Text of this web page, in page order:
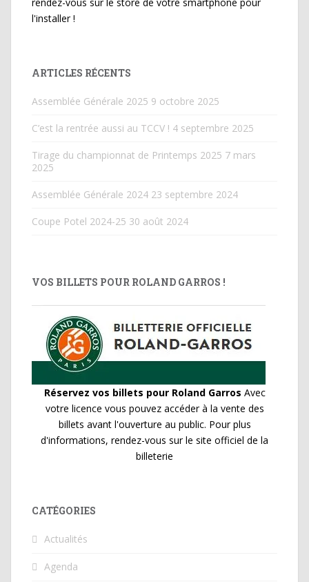
l'installer !
ARTICLES RÉCENTS
Assemblée Générale 2025 9 octobre 2025
C’est la rentrée aussi au TCCV ! 4 septembre 2025
Tirage du championnat de Printemps 2025 7 mars
2025
Assemblée Générale 2024 23 septembre 2024
Coupe Potel 2024-25 30 août 2024
VOS BILLETS POUR ROLAND GARROS !
Réservez vos billets pour Roland Garros Avec
votre licence vous pouvez accéder à la vente des
billets avant l'ouverture au public. Pour plus
d'informations, rendez-vous sur le site officiel de la
billeterie
CATÉGORIES
Actualités
Agenda